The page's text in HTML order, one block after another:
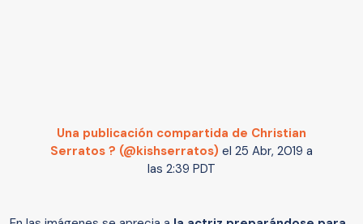
Una publicación compartida de Christian
Serratos ? (@kishserratos) el 25 Abr, 2019 a
las 2:39 PDT